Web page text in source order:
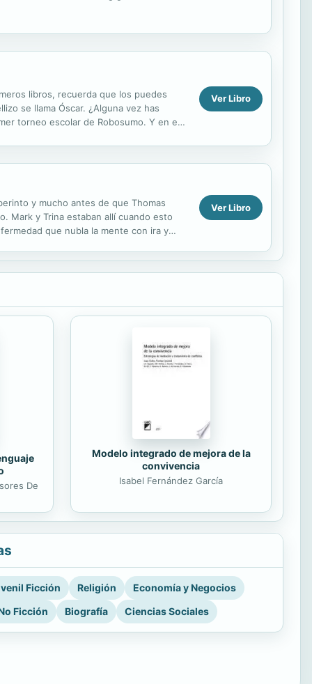
libros, recuerda que los puedes
se llama Óscar. ¿Alguna vez has
torneo escolar de Robosumo. Y en esa
Ver Libro
y mucho antes de que Thomas
Mark y Trina estaban allí cuando esto
que nubla la mente con ira y
Ver Libro
De
Modelo integrado de mejora de la
convivencia
Isabel Fernández García
Ficción Religión
Economía y Negocios
Ficción
Biografía Ciencias Sociales